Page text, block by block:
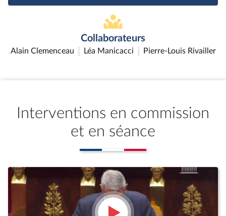
Collaborateurs
Alain Clemenceau Léa Manicacci Pierre-Louis Rivailler
Interventions en commission
et en séance